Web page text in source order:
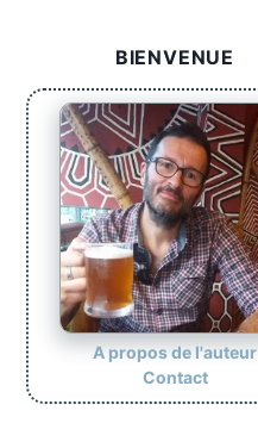
BIENVENUE
A propos de l'auteur
Contact